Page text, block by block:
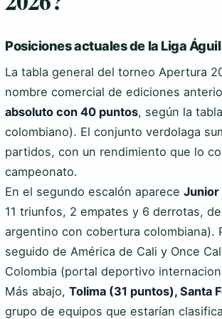
Posiciones actuales de la Liga
La tabla general del torneo Apertura
nombre comercial de ediciones
absoluto con 40 puntos, según la
colombiano). El conjunto verdolaga
partidos, con un rendimiento que lo
campeonato.
En el segundo escalón aparece Junior
11 triunfos, 2 empates y 6 derrotas,
argentino con cobertura colombiana).
seguido de América de Cali y Once
Colombia (portal deportivo
Más abajo, Tolima (31 puntos), Santa
grupo de equipos que estarían